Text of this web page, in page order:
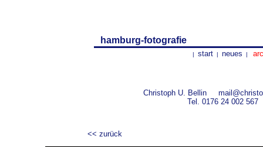
hamburg-fotografie
| start| neues |
Christoph U. Bellin
Tel. 0176 24 002 567
<< zurück